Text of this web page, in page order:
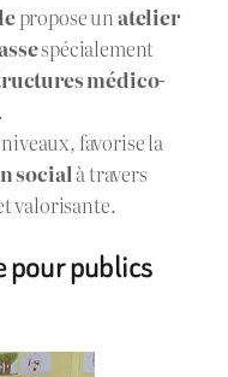
propose un atelier
spécialement
médico-
.
favorise la
social à travers
valorisante.
pour publics